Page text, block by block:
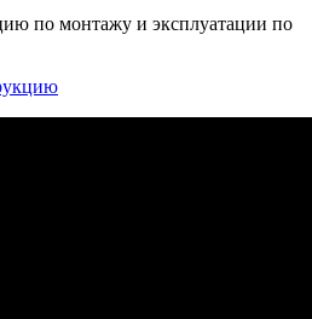
по монтажу и эксплуатации по